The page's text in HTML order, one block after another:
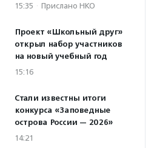
15:35 · Прислано НКО
Проект «Школьный друг»
открыл набор участников
на новый учебный год
15:16
Стали известны итоги
конкурса «Заповедные
острова России — 2026»
14:21